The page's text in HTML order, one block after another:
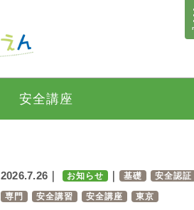
安全講座
2026.7.26｜ お知らせ 基礎 安全認証
専門 安全講習 安全講座 東京